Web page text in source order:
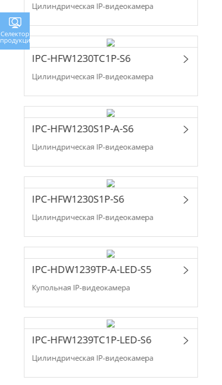
Цилиндрическая IP-видеокамера
IPC-HFW1230TC1P-S6
Цилиндрическая IP-видеокамера
IPC-HFW1230S1P-A-S6
Цилиндрическая IP-видеокамера
IPC-HFW1230S1P-S6
Цилиндрическая IP-видеокамера
IPC-HDW1239TP-A-LED-S5
Купольная IP-видеокамера
IPC-HFW1239TC1P-LED-S6
Цилиндрическая IP-видеокамера
Селектор
продукции